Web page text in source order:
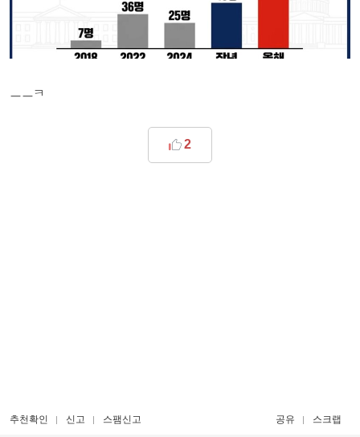
ㅡㅡㅋ
2
추천확인 신고 스팸신고 공유 스크랩